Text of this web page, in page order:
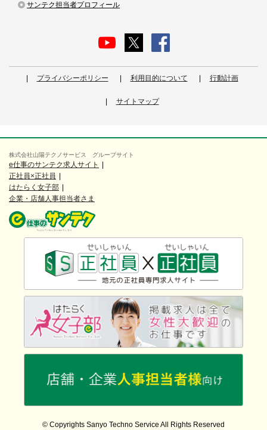
サンテク担当者プロフィール
プライバシーポリシー 利用目的について 行動計画
サイトマップ
株式会社山陽テクノサービス グループサイト
e仕事のサンテク求人サイト
正社員×正社員
はたらく女子部
企業・店舗人事担当者さま
© Copyrights Sanyo Techno Service All Rights Reserved